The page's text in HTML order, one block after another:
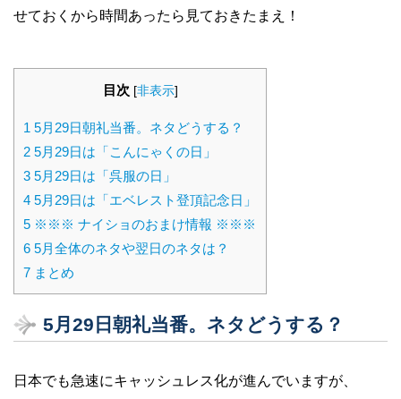
せておくから時間あったら見ておきたまえ！
目次 [非表示]
1 5月29日朝礼当番。ネタどうする？
2 5月29日は「こんにゃくの日」
3 5月29日は「呉服の日」
4 5月29日は「エベレスト登頂記念日」
5 ※※※ ナイショのおまけ情報 ※※※
6 5月全体のネタや翌日のネタは？
7 まとめ
5月29日朝礼当番。ネタどうする？
日本でも急速にキャッシュレス化が進んでいますが、